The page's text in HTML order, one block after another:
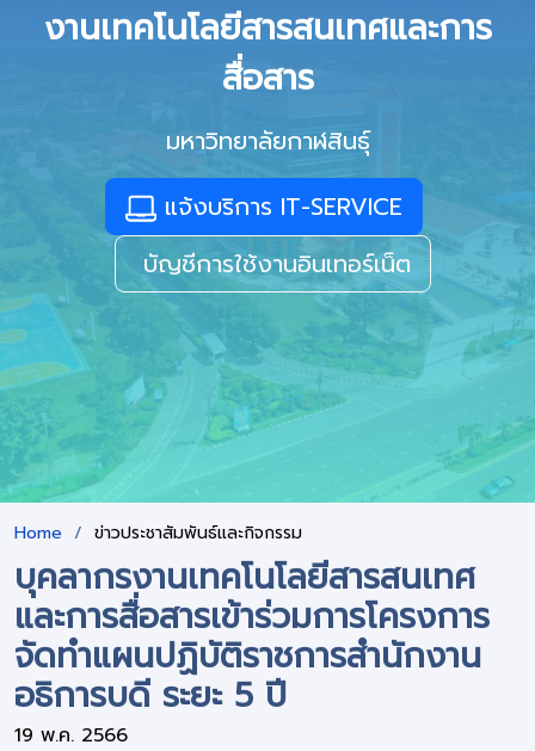
งานเทคโนโลยีสารสนเทศและการ
สื่อสาร
มหาวิทยาลัยกาฬสินธุ์
แจ้งบริการ IT-SERVICE
บัญชีการใช้งานอินเทอร์เน็ต
Home ข่าวประชาสัมพันธ์และกิจกรรม
บุคลากรงานเทคโนโลยีสารสนเทศ
และการสื่อสารเข้าร่วมการโครงการ
จัดทำแผนปฏิบัติราชการสำนักงาน
อธิการบดี ระยะ 5 ปี
19 พ.ค. 2566